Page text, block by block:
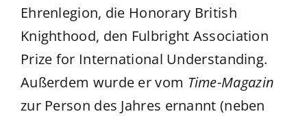
Ehrenlegion, die Honorary British
Knighthood, den Fulbright Association
Prize for International Understanding.
Außerdem wurde er vom Time-Magazin
zur Person des Jahres ernannt (neben